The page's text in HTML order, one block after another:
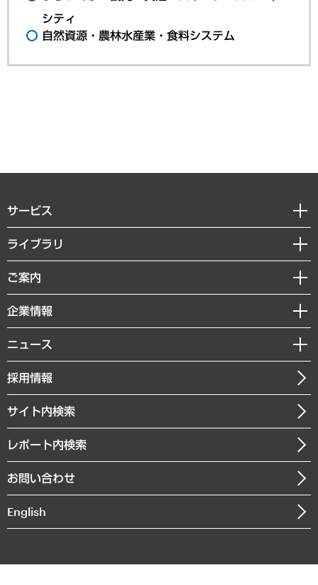
シティ
自然資源・農林水産業・食料システム
サービス
経営戦略
組織・人事戦略
デジタルイノベーション
共生・ダイバーシティ
GRC（ガバナンス・リスク・コンプライアンス）・防災（政策）
経済・産業・雇用・労働
まちづくり・観光・交通・スポーツ・スマートシティ
自然資源・農林水産業・食料システム
ライブラリ
経済調査
レポート
コラム
経営用語集
受託・受注実績（官公庁関連）
メディア掲載・出演
ご案内
セミナー・イベント情報
MUFGビジネスセミナー
受託案件情報
企業情報
私たちの想い
社長メッセージ
会社概要
沿革
組織図・本部部室紹介
インドネシア現地法人
個人情報保護方針
ニュース
ニュースリリース
お知らせ
採用情報
サイト内検索
レポート内検索
お問い合わせ
English